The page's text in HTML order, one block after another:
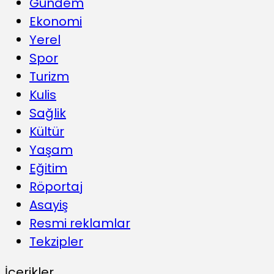
Ekonomi
Yerel
Spor
Turizm
Kulis
Sağlik
Kültür
Yaşam
Eğitim
Röportaj
Asayiş
Resmi reklamlar
Tekzipler